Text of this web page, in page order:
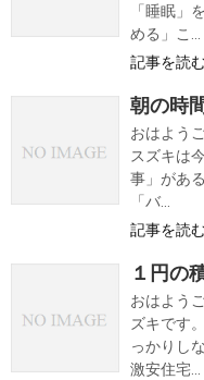
「睡眠」
める」こ...
記事を読
朝の時
おはよう
スズキは
事」があ
「バ...
記事を読
１円の
おはよう
ズキです
っかりし
激安住宅...